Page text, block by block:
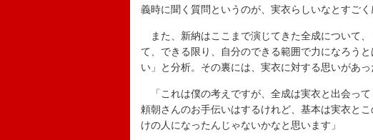
義時に聞く質問というのが、実衣らしいなとすごく
また、新納はここまで演じてきた全成について
て、できる限り、自分のできる範囲で力になろう
い」と分析。その裏には、実衣に対する思いがあっ
「これは僕の考えですが、全成は実衣と出会っ
頼朝さんのお手伝いはするけれど、基本は実衣と
けの人になったんじゃないかなと思います」